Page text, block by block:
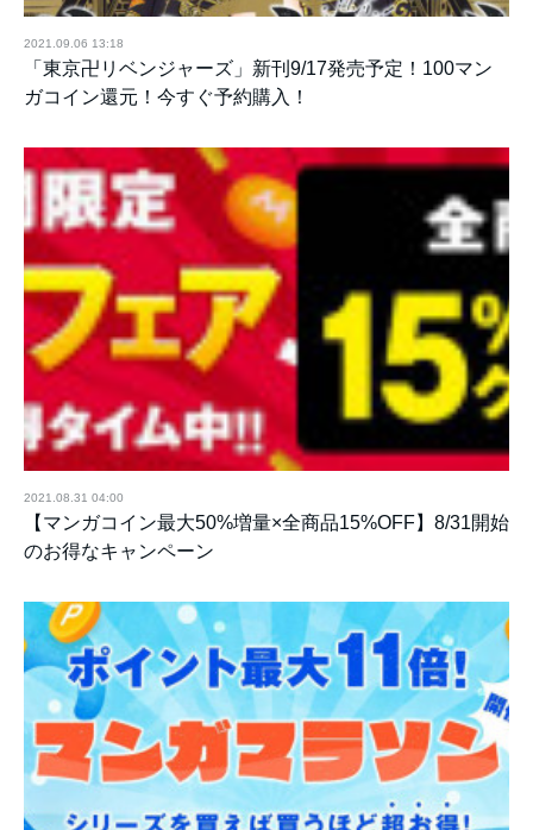
2021.09.06 13:18
「東京卍リベンジャーズ」新刊9/17発売予定！100マン
ガコイン還元！今すぐ予約購入！
2021.08.31 04:00
【マンガコイン最大50%増量×全商品15%OFF】8/31開始
のお得なキャンペーン